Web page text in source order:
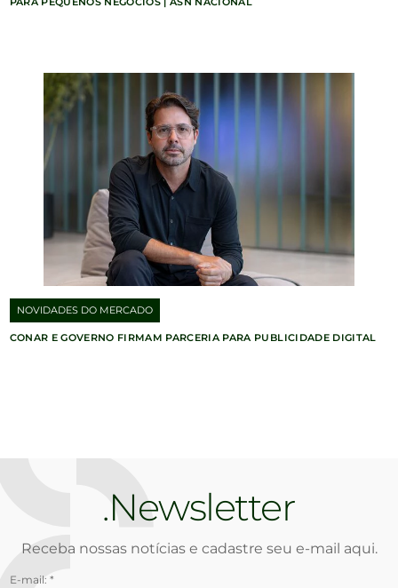
NOVIDADES DO MERCADO
CONAR E GOVERNO FIRMAM PARCERIA PARA PUBLICIDADE DIGITAL
Newsletter
Receba nossas notícias e cadastre seu e-mail aqui.
E-mail: *